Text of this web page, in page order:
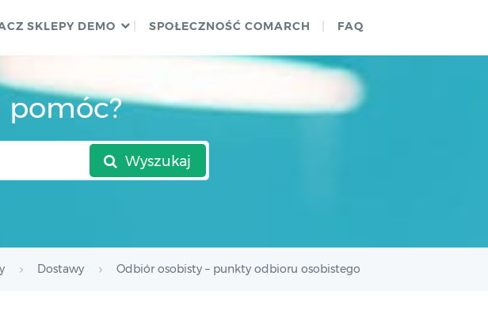
SKLEPY DEMO SPOŁECZNOŚĆ COMARCH FAQ
pomóc?
Wyszukaj
Dostawy Odbiór osobisty – punkty odbioru osobistego